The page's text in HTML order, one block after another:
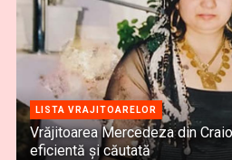
LISTA VRAJITOARELOR
Vrăjitoarea Mercedeza din
eficientă şi căutată